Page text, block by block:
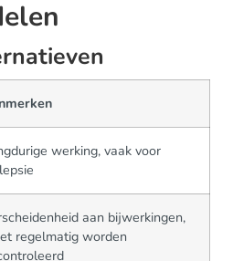
werking, vaak voor
aan bijwerkingen,
regelmatig worden